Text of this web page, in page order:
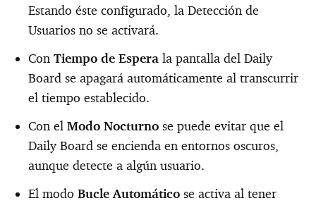
Estando éste configurado, la Detección de
Usuarios no se activará.
Con Tiempo de Espera la pantalla del Daily
Board se apagará automáticamente al transcurrir
el tiempo establecido.
Con el Modo Nocturno se puede evitar que el
Daily Board se encienda en entornos oscuros,
aunque detecte a algún usuario.
El modo Bucle Automático se activa al tener